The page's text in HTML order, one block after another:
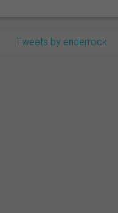
Tweets by enderrock